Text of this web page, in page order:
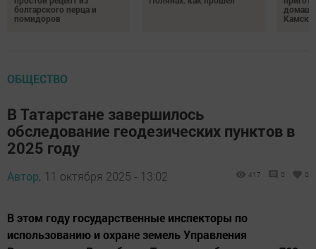
болгарского перца и
помидоров
ОБЩЕСТВО
В Татарстане завершилось
обследование геодезических пунктов в
2025 году
Автор, 11 октября 2025 - 13:02 417 0 0
В этом году государственные инспекторы по
использованию и охране земель Управления